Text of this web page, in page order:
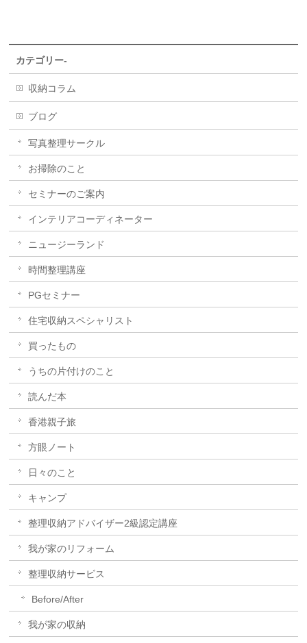
カテゴリー-
収納コラム
ブログ
写真整理サークル
お掃除のこと
セミナーのご案内
インテリアコーディネーター
ニュージーランド
時間整理講座
PGセミナー
住宅収納スペシャリスト
買ったもの
うちの片付けのこと
読んだ本
香港親子旅
方眼ノート
日々のこと
キャンプ
整理収納アドバイザー2級認定講座
我が家のリフォーム
整理収納サービス
Before/After
我が家の収納